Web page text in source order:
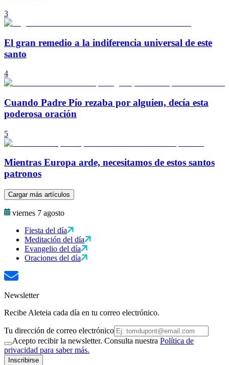
3
El gran remedio a la indiferencia universal de este
santo
4
Cuando Padre Pío rezaba por alguien, decía esta
poderosa oración
5
Mientras Europa arde, necesitamos de estos santos
patronos
Cargar más artículos
viernes 7 agosto
Fiesta del día
Meditación del día
Evangelio del día
Oraciones del día
Newsletter
Recibe Aleteia cada día en tu correo electrónico.
Tu dirección de correo electrónico
Acepto recibir la newsletter. Consulta nuestra Política de
privacidad para saber más.
Inscribirse